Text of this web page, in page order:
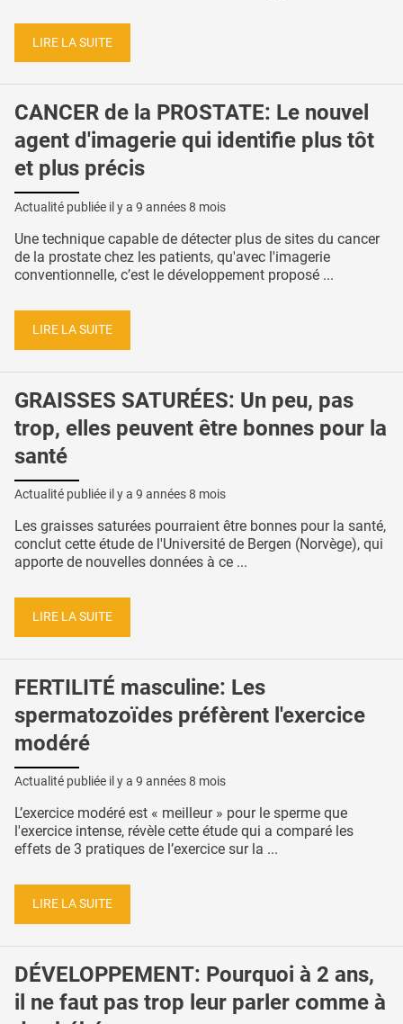
LIRE LA SUITE
CANCER de la PROSTATE: Le nouvel
agent d'imagerie qui identifie plus tôt
et plus précis
Actualité publiée il y a 9 années 8 mois
Une technique capable de détecter plus de sites du cancer
de la prostate chez les patients, qu'avec l'imagerie
conventionnelle, c’est le développement proposé ...
LIRE LA SUITE
GRAISSES SATURÉES: Un peu, pas
trop, elles peuvent être bonnes pour la
santé
Actualité publiée il y a 9 années 8 mois
Les graisses saturées pourraient être bonnes pour la santé,
conclut cette étude de l'Université de Bergen (Norvège), qui
apporte de nouvelles données à ce ...
LIRE LA SUITE
FERTILITÉ masculine: Les
spermatozoïdes préfèrent l'exercice
modéré
Actualité publiée il y a 9 années 8 mois
L’exercice modéré est « meilleur » pour le sperme que
l'exercice intense, révèle cette étude qui a comparé les
effets de 3 pratiques de l’exercice sur la ...
LIRE LA SUITE
DÉVELOPPEMENT: Pourquoi à 2 ans,
il ne faut pas trop leur parler comme à